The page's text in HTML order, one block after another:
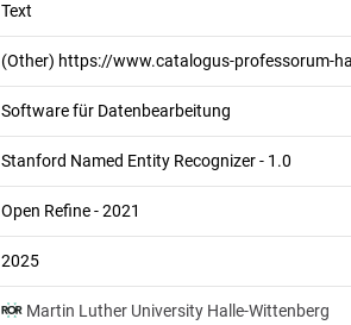
Text
(Other) https://www.catalogus-professorum-
Software für Datenbearbeitung
Stanford Named Entity Recognizer - 1.0
Open Refine - 2021
2025
Martin Luther University Halle-Wittenberg